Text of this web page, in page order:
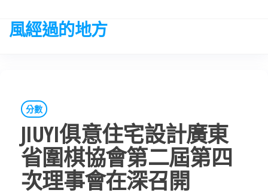
the
風經過的地方
分數
​JIUYI俱意住宅設計廣東
省圍棋協會第二屆第四
次理事會在深召開